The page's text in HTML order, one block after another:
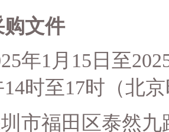
购文件
5年1 月 15 日至202
14时至17时（北
市福田区泰然九